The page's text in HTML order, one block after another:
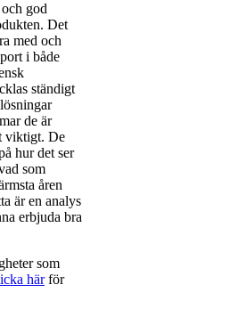
god
Det
med och
i både
ständigt
de är
viktigt. De
hur det ser
som
åren
är en analys
erbjuda bra
som
härför